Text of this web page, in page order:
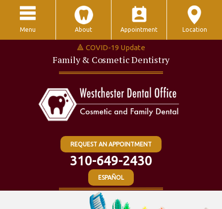
Menu About Appointment Location
🔺 COVID-19 Update
Family & Cosmetic Dentistry
REQUEST AN APPOINTMENT
310-649-2430
ESPAÑOL